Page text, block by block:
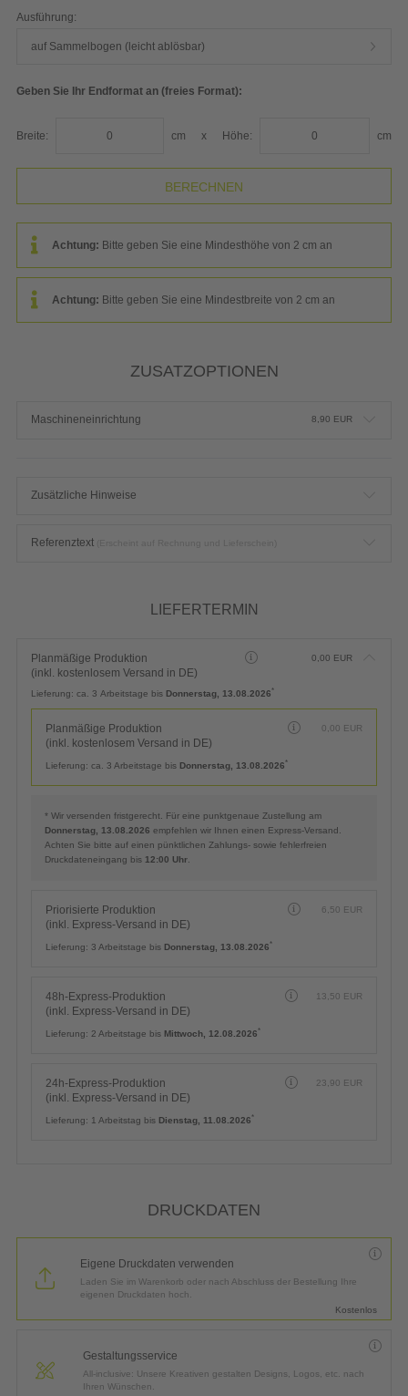
Ausführung:
auf Sammelbogen (leicht ablösbar)
Geben Sie Ihr Endformat an (freies Format):
Breite: cm x Höhe: cm
Achtung: Bitte geben Sie eine Mindesthöhe von 2 cm an
Achtung: Bitte geben Sie eine Mindestbreite von 2 cm an
ZUSATZOPTIONEN
Maschineneinrichtung 8,90 EUR
Zusätzliche Hinweise
Referenztext
LIEFERTERMIN
Planmäßige Produktion
(inkl. kostenlosem Versand in DE)
0,00 EUR
Lieferung: ca. 3 Arbeitstage bis Donnerstag, 13.08.2026*
Planmäßige Produktion
(inkl. kostenlosem Versand in DE)
0,00 EUR
Lieferung: ca. 3 Arbeitstage bis Donnerstag, 13.08.2026*
* Wir versenden fristgerecht. Für eine punktgenaue Zustellung am
Donnerstag, 13.08.2026 empfehlen wir Ihnen einen Express-Versand.
Achten Sie bitte auf einen pünktlichen Zahlungs- sowie fehlerfreien
Druckdateneingang bis 12:00 Uhr
Priorisierte Produktion
(inkl. Express-Versand in DE)
6,50 EUR
Lieferung: 3 Arbeitstage bis Donnerstag, 13.08.2026*
48h-Express-Produktion
(inkl. Express-Versand in DE)
13,50 EUR
Lieferung: 2 Arbeitstage bis Mittwoch, 12.08.2026*
24h-Express-Produktion
(inkl. Express-Versand in DE)
23,90 EUR
Lieferung: 1 Arbeitstag bis Dienstag, 11.08.2026*
DRUCKDATEN
Eigene Druckdaten verwenden
Laden Sie im Warenkorb oder nach Abschluss der Bestellung Ihre
eigenen Druckdaten hoch.
Kostenlos
Gestaltungsservice
All-inclusive: Unsere Kreativen gestalten Designs, Logos, etc. nach
Ihren Wünschen.